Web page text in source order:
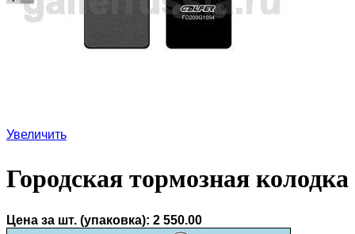
Увеличить
Городская тормозная
Цена за шт. (упаковка): 2 550.00